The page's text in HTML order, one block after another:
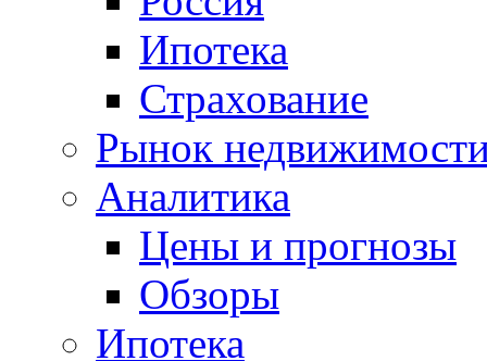
Ипотека
Страхование
Рынок
Аналитика
Цены и прогнозы
Обзоры
Ипотека